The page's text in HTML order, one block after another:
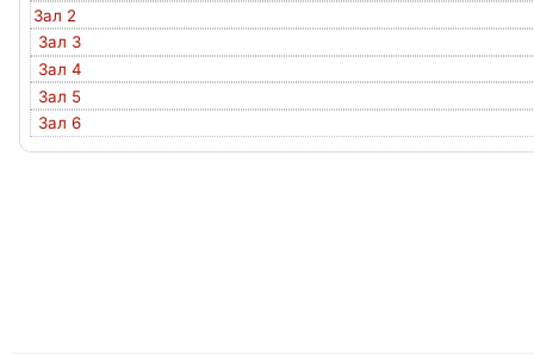
Зал 2
Зал 3
Зал 4
Зал 5
Зал 6